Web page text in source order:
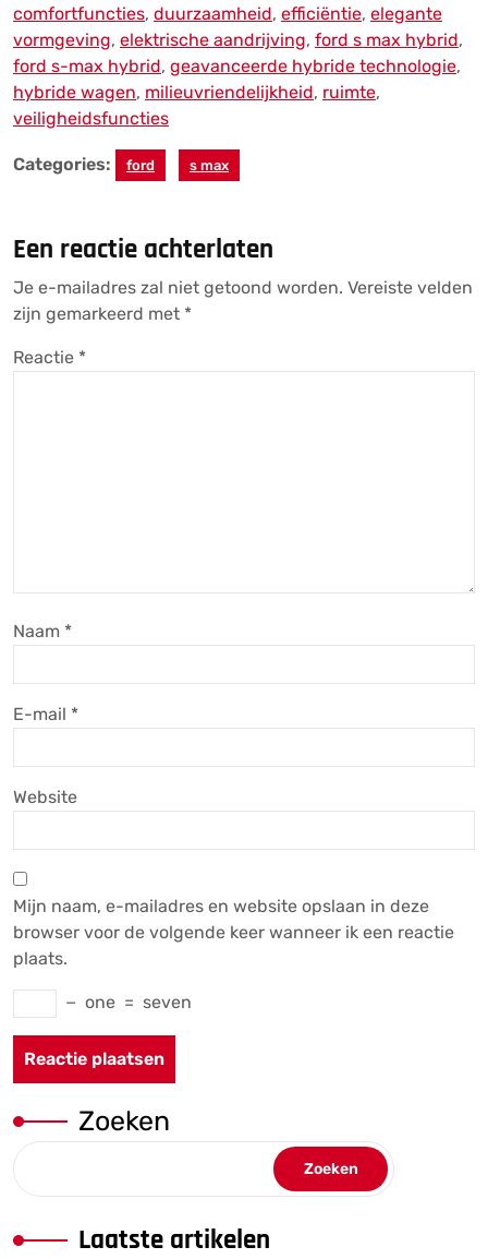
comfortfuncties, duurzaamheid, efficiëntie, elegante
vormgeving, elektrische aandrijving, ford s max hybrid,
ford s-max hybrid, geavanceerde hybride technologie,
hybride wagen, milieuvriendelijkheid, ruimte,
veiligheidsfuncties
Categories: ford s max
Een reactie achterlaten
Je e-mailadres zal niet getoond worden. Vereiste velden
zijn gemarkeerd met *
Reactie *
Naam *
E-mail *
Website
Mijn naam, e-mailadres en website opslaan in deze
browser voor de volgende keer wanneer ik een reactie
plaats.
− one = seven
Zoeken
Zoeken
Laatste artikelen